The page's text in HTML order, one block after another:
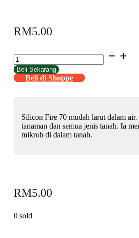
RM5.00
Bahan
Perapi
Tanah
(BPT)
kg)
quantity
Beli Sekarang
Beli di Shoppe
Silicon Fire 70 mudah larut dalam air.
tanaman dan semua jenis tanah. Ia
mikrob di dalam tanah.
RM5.00
0 sold